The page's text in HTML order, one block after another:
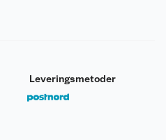
Leveringsmetoder